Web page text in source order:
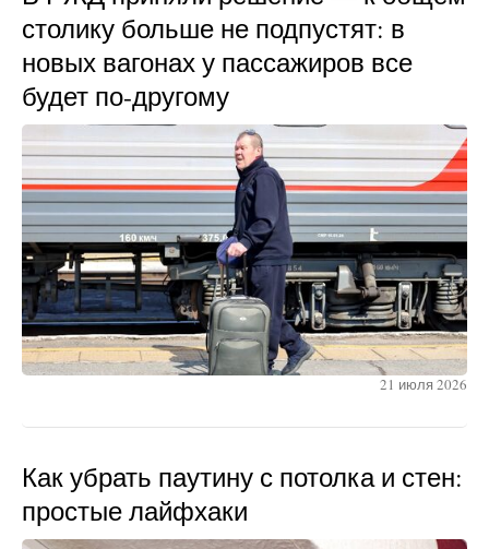
столику больше не подпустят: в
новых вагонах у пассажиров все
будет по-другому
21 июля 2026
Как убрать паутину с потолка и стен:
простые лайфхаки